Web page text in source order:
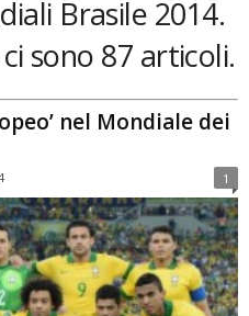
Brasile 2014.
sono 87 articoli.
nel Mondiale dei
1